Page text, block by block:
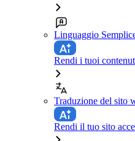
Linguaggio
Rendi i tuoi
Traduzione del sito
Rendi il tuo sito